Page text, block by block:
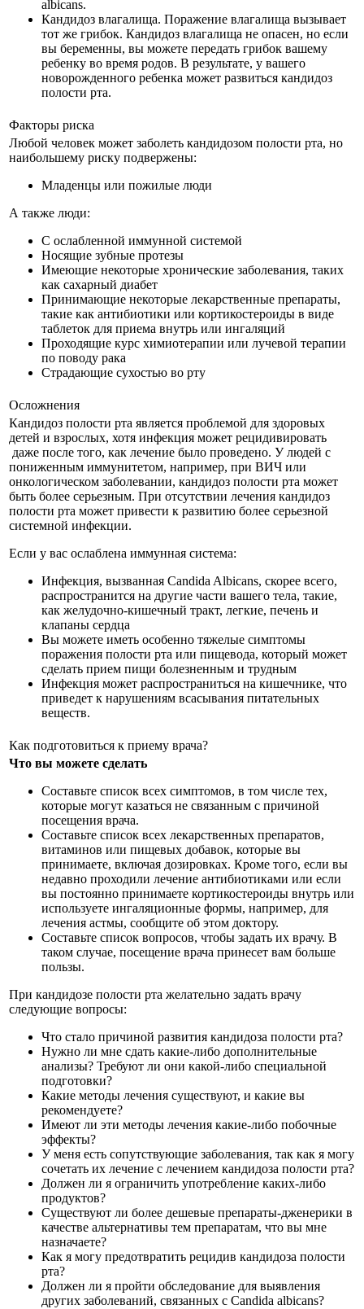
albicans.
Кандидоз влагалища. Поражение влагалища вызывает
тот же грибок. Кандидоз влагалища не опасен, но если
вы беременны, вы можете передать грибок вашему
ребенку во время родов. В результате, у вашего
новорожденного ребенка может развиться кандидоз
полости рта.
Факторы риска
Любой человек может заболеть кандидозом полости рта, но
наибольшему риску подвержены:
Младенцы или пожилые люди
А также люди:
С ослабленной иммунной системой
Носящие зубные протезы
Имеющие некоторые хронические заболевания, таких
как сахарный диабет
Принимающие некоторые лекарственные препараты,
такие как антибиотики или кортикостероиды в виде
таблеток для приема внутрь или ингаляций
Проходящие курс химиотерапии или лучевой терапии
по поводу рака
Страдающие сухостью во рту
Осложнения
Кандидоз полости рта является проблемой для здоровых
детей и взрослых, хотя инфекция может рецидивировать
даже после того, как лечение было проведено. У людей с
пониженным иммунитетом, например, при ВИЧ или
онкологическом заболевании, кандидоз полости рта может
быть более серьезным. При отсутствии лечения кандидоз
полости рта может привести к развитию более серьезной
системной инфекции.
Если у вас ослаблена иммунная система:
Инфекция, вызванная Candida Albicans, скорее всего,
распространится на другие части вашего тела, такие,
как желудочно-кишечный тракт, легкие, печень и
клапаны сердца
Вы можете иметь особенно тяжелые симптомы
поражения полости рта или пищевода, который может
сделать прием пищи болезненным и трудным
Инфекция может распространиться на кишечнике, что
приведет к нарушениям всасывания питательных
веществ.
Как подготовиться к приему врача?
Что вы можете сделать
Составьте список всех симптомов, в том числе тех,
которые могут казаться не связанным с причиной
посещения врача.
Составьте список всех лекарственных препаратов,
витаминов или пищевых добавок, которые вы
принимаете, включая дозировках. Кроме того, если вы
недавно проходили лечение антибиотиками или если
вы постоянно принимаете кортикостероиды внутрь или
используете ингаляционные формы, например, для
лечения астмы, сообщите об этом доктору.
Составьте список вопросов, чтобы задать их врачу. В
таком случае, посещение врача принесет вам больше
пользы.
При кандидозе полости рта желательно задать врачу
следующие вопросы:
Что стало причиной развития кандидоза полости рта?
Нужно ли мне сдать какие-либо дополнительные
анализы? Требуют ли они какой-либо специальной
подготовки?
Какие методы лечения существуют, и какие вы
рекомендуете?
Имеют ли эти методы лечения какие-либо побочные
эффекты?
У меня есть сопутствующие заболевания, так как я могу
сочетать их лечение с лечением кандидоза полости рта?
Должен ли я ограничить употребление каких-либо
продуктов?
Существуют ли более дешевые препараты-дженерики в
качестве альтернативы тем препаратам, что вы мне
назначаете?
Как я могу предотвратить рецидив кандидоза полости
рта?
Должен ли я пройти обследование для выявления
других заболеваний, связанных с Candida albicans?